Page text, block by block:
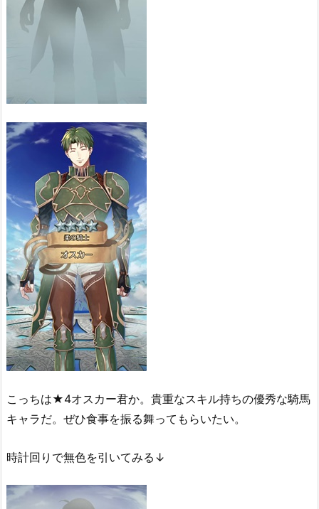
こっちは★4オスカー君か。貴重なスキル持ちの優秀な騎馬
キャラだ。ぜひ食事を振る舞ってもらいたい。
時計回りで無色を引いてみる↓